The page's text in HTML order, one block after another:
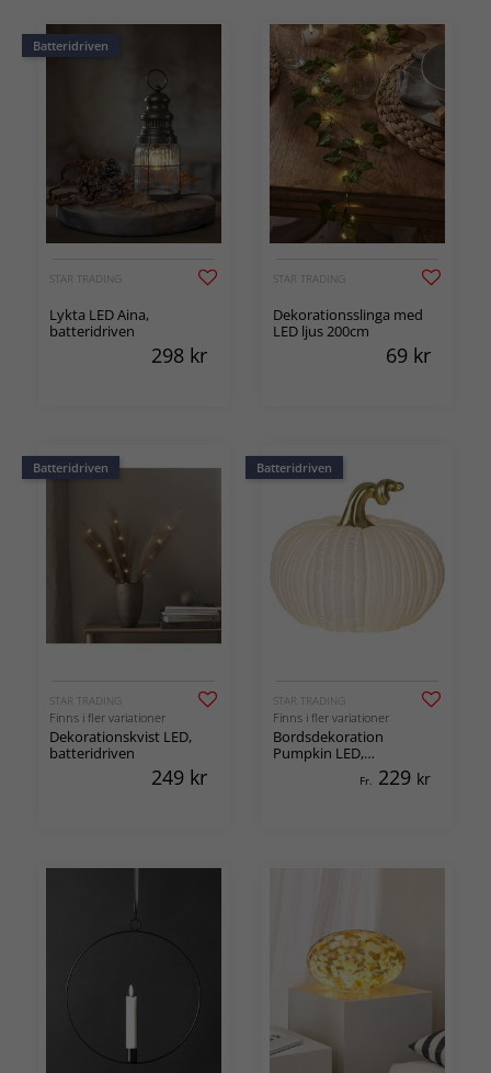
Batteridriven
STAR TRADING
Lykta LED Aina,
batteridriven
298 kr
STAR TRADING
Dekorationsslinga med
LED ljus 200cm
69 kr
Batteridriven
STAR TRADING
Finns i fler variationer
Dekorationskvist LED,
batteridriven
249 kr
Batteridriven
STAR TRADING
Finns i fler variationer
Bordsdekoration
Pumpkin LED,
Fr. 229 kr